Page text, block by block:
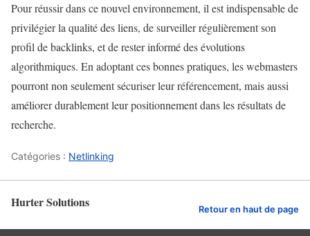
Pour réussir dans ce nouvel environnement, il est indispensable de
privilégier la qualité des liens, de surveiller régulièrement son
profil de backlinks, et de rester informé des évolutions
algorithmiques. En adoptant ces bonnes pratiques, les webmasters
pourront non seulement sécuriser leur référencement, mais aussi
améliorer durablement leur positionnement dans les résultats de
recherche.
Catégories : Netlinking
Hurter Solutions Retour en haut de page